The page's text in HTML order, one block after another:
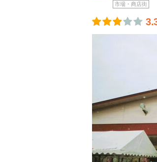
市場・商店街